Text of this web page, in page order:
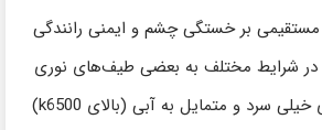
مستقیمی بر خستگی چشم و ایمنی رانندگی
در شرایط مختلف به بعضی طیف‌های نوری
حساس‌تر است. نورهای خیلی سرد و متمایل به آبی (بالای k6500)